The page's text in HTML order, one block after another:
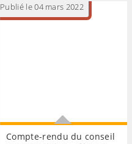
Publié le 04 mars 2022
Compte-rendu du conseil